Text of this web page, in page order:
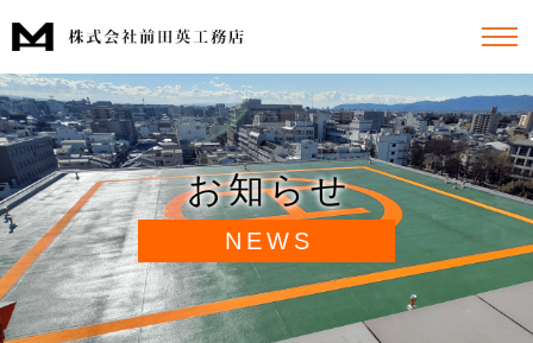
お知らせ
NEWS